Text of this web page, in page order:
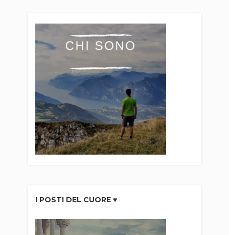
I POSTI DEL CUORE ♥